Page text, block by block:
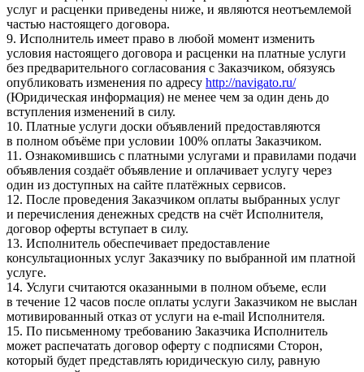
услуг и расценки приведены ниже, и являются неотъемлемой
частью настоящего договора.
9. Исполнитель имеет право в любой момент изменить
условия настоящего договора и расценки на платные услуги
без предварительного согласования с Заказчиком, обязуясь
опубликовать изменения по адресу http://navigato.ru/
(Юридическая информация) не менее чем за один день до
вступления изменений в силу.
10. Платные услуги доски объявлений предоставляются
в полном объёме при условии 100% оплаты Заказчиком.
11. Ознакомившись с платными услугами и правилами подачи
объявления создаёт объявление и оплачивает услугу через
один из доступных на сайте платёжных сервисов.
12. После проведения Заказчиком оплаты выбранных услуг
и перечисления денежных средств на счёт Исполнителя,
договор оферты вступает в силу.
13. Исполнитель обеспечивает предоставление
консультационных услуг Заказчику по выбранной им платной
услуге.
14. Услуги считаются оказанными в полном объеме, если
в течение 12 часов после оплаты услуги Заказчиком не выслан
мотивированный отказ от услуги на e-mail Исполнителя.
15. По письменному требованию Заказчика Исполнитель
может распечатать договор оферту с подписями Сторон,
который будет представлять юридическую силу, равную